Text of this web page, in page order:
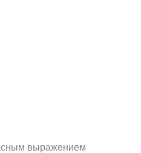
выражением